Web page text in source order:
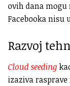
ovih dana
Facebooka nisu
Razvoj
Cloud seeding
izaziva